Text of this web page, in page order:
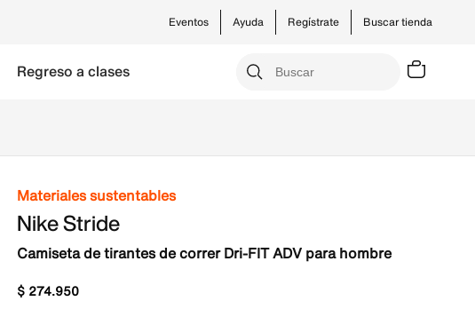
Buscar tienda
Ayuda Regístrate
Eventos
Regreso a clases
Materiales sustentables
Nike Stride
Camiseta de tirantes de correr Dri-FIT ADV para hombre
$ 274.950